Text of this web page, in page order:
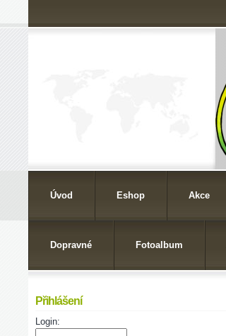
Úvod Eshop Akce
Dopravné Fotoalbum
Přihlášení
Login: